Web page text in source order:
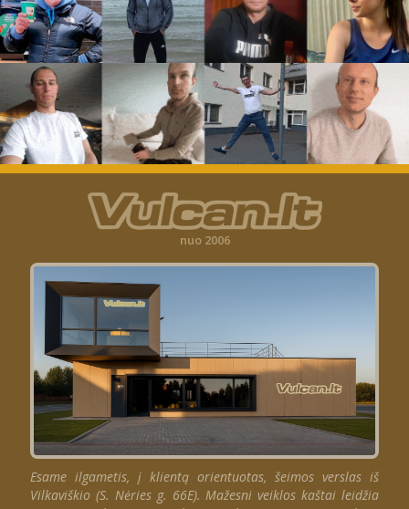
nuo 2006
Esame ilgametis, į klientą orientuotas, šeimos verslas iš
Vilkaviškio (S. Nėries g. 66E). Mažesni veiklos kaštai leidžia